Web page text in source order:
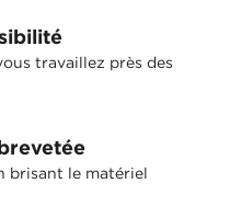
travaillez près des
brisant le matériel